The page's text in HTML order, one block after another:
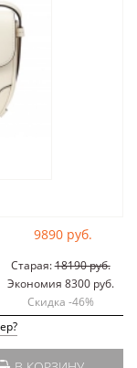
9890 руб.
Старая:18190 руб.
Экономия 8300 руб.
Скидка -46%